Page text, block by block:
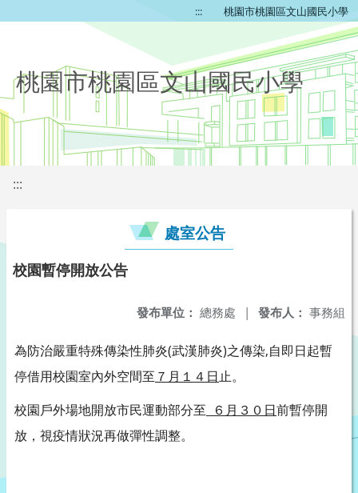
::: 桃園市桃園區文山國民小學
桃園市桃園區文山國民小學
:::
處室公告
校園暫停開放公告
發布人： 事務組
發布單位： 總務處 |
為防治嚴重特殊傳染性肺炎(武漢肺炎)之傳染,自即日起暫
停借用校園室內外空間至 ７月１４日止。
校園戶外場地開放市民運動部分至 ６月３０日前暫停開
放，視疫情狀況再做彈性調整。